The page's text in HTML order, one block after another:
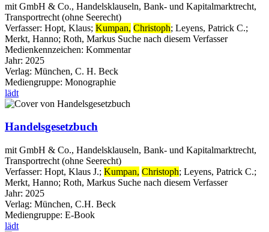
mit GmbH & Co., Handelsklauseln, Bank- und Kapitalmarktrecht,
Transportrecht (ohne Seerecht)
Verfasser: Hopt, Klaus; Kumpan, Christoph; Leyens, Patrick C.;
Merkt, Hanno; Roth, Markus Suche nach diesem Verfasser
Medienkennzeichen: Kommentar
Jahr: 2025
Verlag: München, C. H. Beck
Mediengruppe: Monographie
lädt
Handelsgesetzbuch
mit GmbH & Co., Handelsklauseln, Bank- und Kapitalmarktrecht,
Transportrecht (ohne Seerecht)
Verfasser: Hopt, Klaus J.; Kumpan, Christoph; Leyens, Patrick C.;
Merkt, Hanno; Roth, Markus Suche nach diesem Verfasser
Jahr: 2025
Verlag: München, C.H. Beck
Mediengruppe: E-Book
lädt